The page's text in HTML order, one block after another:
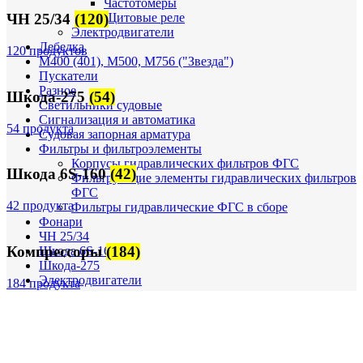
Частотомеры
Щитовые реле
Электродвигатели
Лебедка
М400 (401), М500, М756 ("Звезда")
Пускатели
Разное
Светильники судовые
Сигнализация и автоматика
Судовая запорная арматура
Фильтры и фильтроэлементы
Корпусы гидравлических фильтров ФГС
Фильтрующие элементы гидравлических фильтров
ФГС
Фильтры гидравлические ФГС в сборе
Фонари
ЧН 25/34
Шкода 6S-160
Шкода-275
Электродвигатели
ЧН 25/34 (120)
120 продуктов
Шкода-275 (54)
54 продукта
Шкода 6S-160(42)
42 продукта
Компрессоры(184)
184 продукта